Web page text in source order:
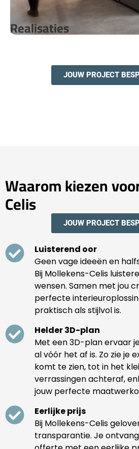
Realisaties
JOUW PROJECT
Waarom kiezen
Celis
JOUW PROJECT
Luisterend oor
Geen vage ideeën en
Bij Mollekens-Celis
wensen. Samen met jou
perfecte
praktisch als stijlvol is.
Helder 3D-plan
Met een 3D-plan ervaar
al vóór het af is. Zo zie je
komt te zien, tot in het
verrassingen achteraf,
jouw perfecte
Eerlijke prijs
Bij Mollekens-Celis
transparantie. Je